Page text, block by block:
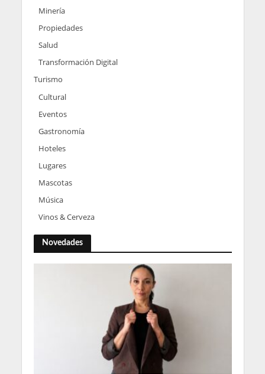
Minería
Propiedades
Salud
Transformación Digital
Turismo
Cultural
Eventos
Gastronomía
Hoteles
Lugares
Mascotas
Música
Vinos & Cerveza
Novedades